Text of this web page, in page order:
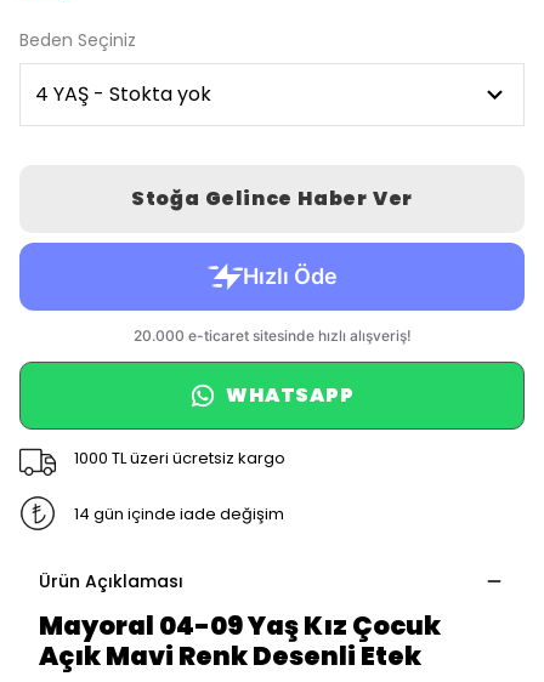
Beden Seçiniz
Stoğa Gelince Haber Ver
WHATSAPP
1000 TL üzeri ücretsiz kargo
14 gün içinde iade değişim
Ürün Açıklaması
Mayoral 04-09 Yaş Kız Çocuk
Açık Mavi Renk Desenli Etek